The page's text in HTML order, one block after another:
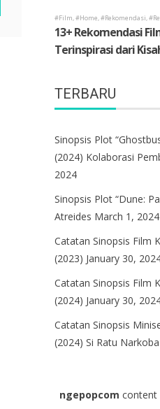
TERBARU
Sinopsis Plot
(2024) Kolaborasi
2024
Sinopsis Plot “Dune:
Atreides March 1, 2024
Catatan Sinopsis Film
(2023) January 30,
Catatan Sinopsis Film
(2024) January 30,
Catatan Sinopsis
(2024) Si Ratu Narkoba
ngepopcom content